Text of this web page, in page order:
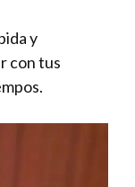
y
con tus